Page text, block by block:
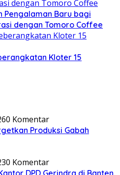
Pengalaman Baru bagi
dengan Tomoro Coffee
Kloter 15
0 Komentar
Produksi Gabah
0 Komentar
DPD Gerindra di Banten